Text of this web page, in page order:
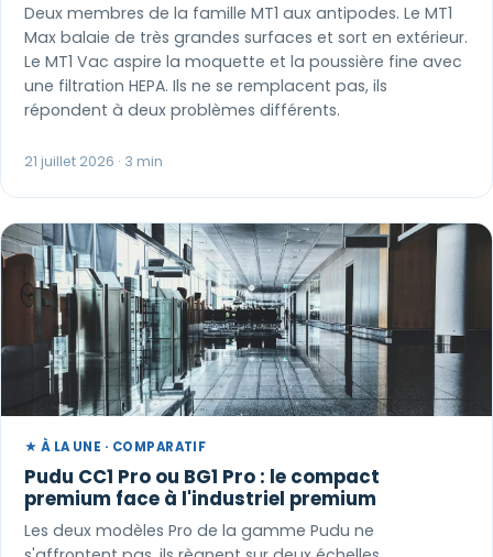
Deux membres de la famille MT1 aux antipodes. Le MT1
Max balaie de très grandes surfaces et sort en extérieur.
Le MT1 Vac aspire la moquette et la poussière fine avec
une filtration HEPA. Ils ne se remplacent pas, ils
répondent à deux problèmes différents.
21 juillet 2026 · 3 min
★ À LA UNE · COMPARATIF
Pudu CC1 Pro ou BG1 Pro : le compact
premium face à l'industriel premium
Les deux modèles Pro de la gamme Pudu ne